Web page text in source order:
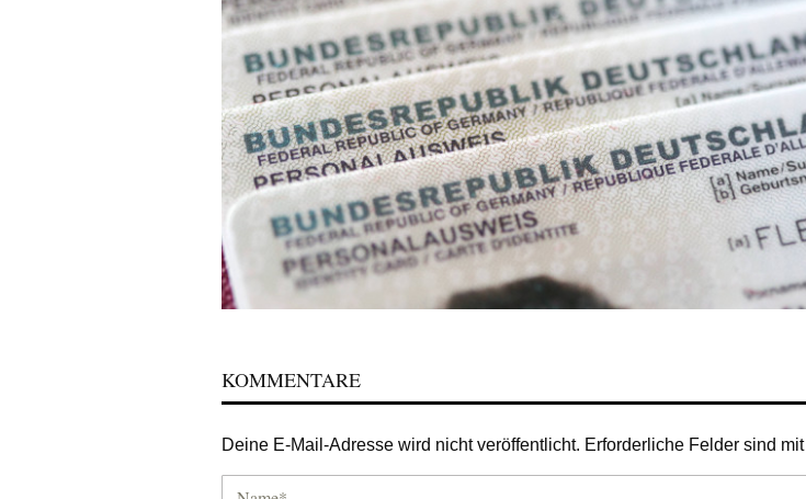
KOMMENTARE
Deine E-Mail-Adresse wird nicht veröffentlicht. Erforderliche Felder sind mit